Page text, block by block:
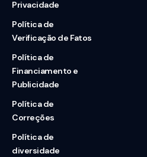
Privacidade
Política de
Verificação de Fatos
Política de
Financiamento e
Publicidade
Política de
Correções
Política de
diversidade